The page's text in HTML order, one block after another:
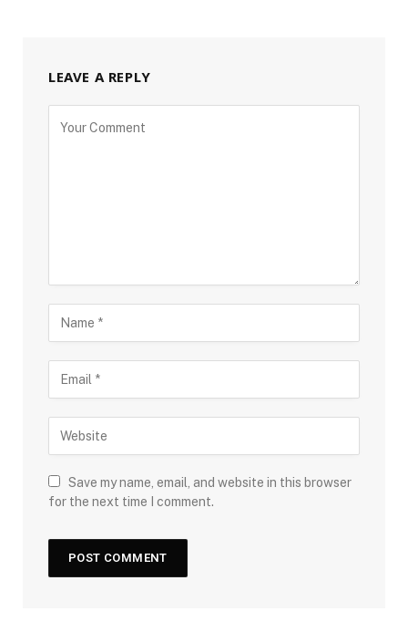
LEAVE A REPLY
Save my name, email, and website in this browser
for the next time I comment.